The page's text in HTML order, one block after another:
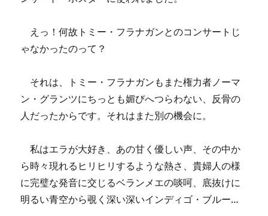
えっ！何故トミー・フラナガンとのコンサートじ
ゃなかったのって？
それは、トミー・フラナガンもまた権力者ノーマ
ン・グランツにちっとも媚びへつらわない、反骨の
人だったからです。それはまた別の機会に。
私はエラが大好き、あの甘く優しい声、その中か
ら時々現れるヒリヒリするような熱さ、貴婦人の様
に完璧な発音に交じるベランメエの啖呵、底抜けに
明るい青空から覗く深い深いインディゴ・ブルー…